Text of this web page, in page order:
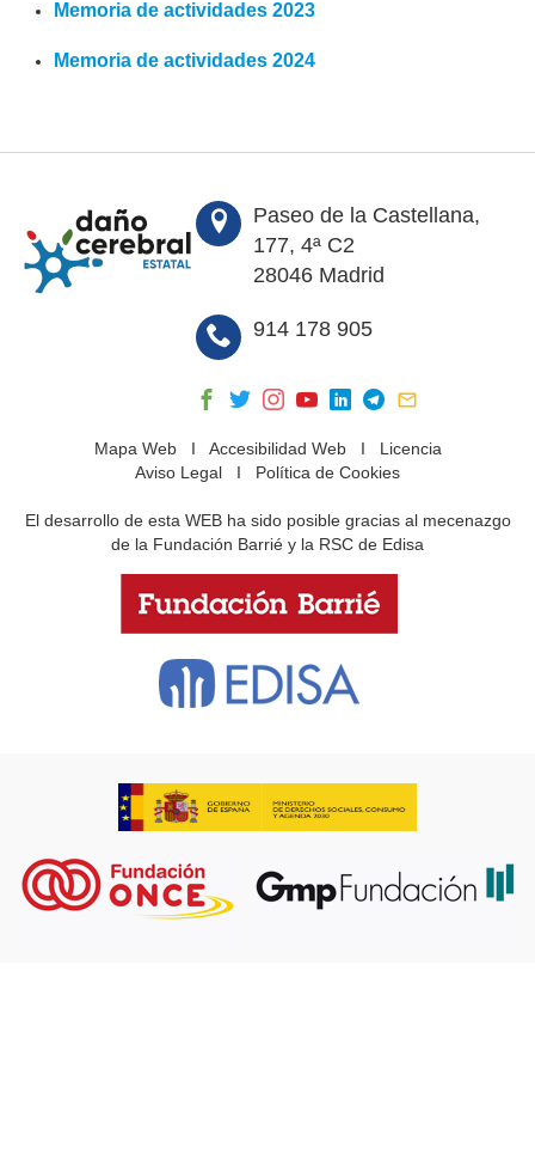
Memoria de actividades 2023
Memoria de actividades 2024
Paseo de la Castellana,
177, 4ª C2
28046 Madrid
914 178 905
Mapa WebI Accesibilidad WebI Licencia
Aviso Legal I Política de Cookies
El desarrollo de esta WEB ha sido posible gracias al mecenazgo
de la Fundación Barrié y la RSC de Edisa